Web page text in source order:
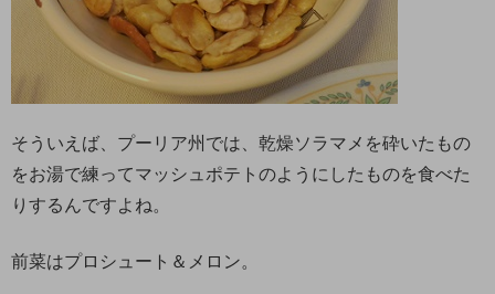
そういえば、プーリア州では、乾燥ソラマメを砕いたもの
をお湯で練ってマッシュポテトのようにしたものを食べた
りするんですよね。
前菜はプロシュート＆メロン。